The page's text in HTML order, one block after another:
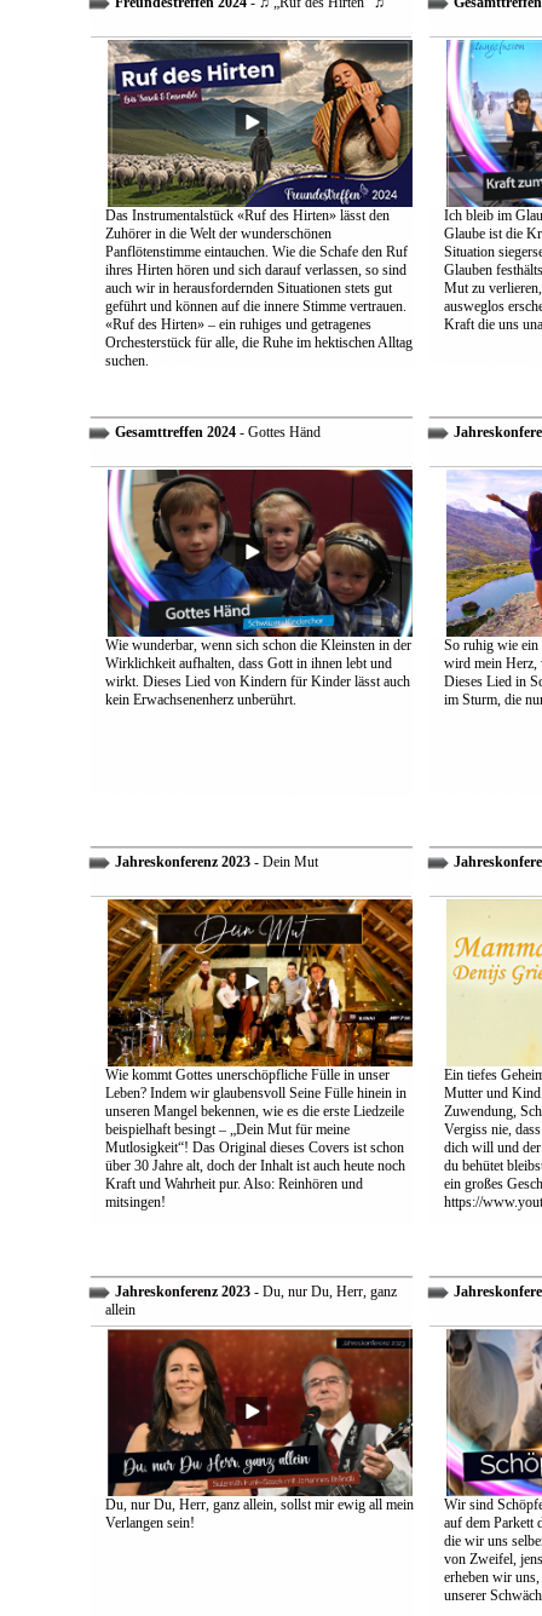
Das Instrumentalstück «Ruf des Hirten» lässt den
Zuhörer in die Welt der wunderschönen
Panflötenstimme eintauchen. Wie die Schafe den Ruf
ihres Hirten hören und sich darauf verlassen, so sind
auch wir in herausfordernden Situationen stets gut
geführt und können auf die innere Stimme vertrauen.
«Ruf des Hirten» – ein ruhiges und getragenes
Orchesterstück für alle, die Ruhe im hektischen Alltag
suchen.
Ich bleib im
Glaube ist die
Situation
Glauben
Mut zu
ausweglos
Kraft die uns
Gesamttreffen 2024- Gottes Händ
Wie wunderbar, wenn sich schon die Kleinsten in der
Wirklichkeit aufhalten, dass Gott in ihnen lebt und
wirkt. Dieses Lied von Kindern für Kinder lässt auch
kein Erwachsenenherz unberührt.
So ruhig wie ein
wird mein Herz,
Dieses Lied in
im Sturm, die
Jahreskonferenz 2023- Dein Mut
Wie kommt Gottes unerschöpfliche Fülle in unser
Leben? Indem wir glaubensvoll Seine Fülle hinein in
unseren Mangel bekennen, wie es die erste Liedzeile
beispielhaft besingt – „Dein Mut für meine
Mutlosigkeit“! Das Original dieses Covers ist schon
über 30 Jahre alt, doch der Inhalt ist auch heute noch
Kraft und Wahrheit pur. Also: Reinhören und
mitsingen!
Ein tiefes
Mutter und
Zuwendung,
Vergiss nie,
dich will und der
du behütet
ein großes
https://
Jahreskonferenz 2023- Du, nur Du, Herr, ganz
allein
Du, nur Du, Herr, ganz allein, sollst mir ewig all mein
Verlangen sein!
Wir sind
auf dem Parkett
die wir uns
von Zweifel,
erheben wir
unserer